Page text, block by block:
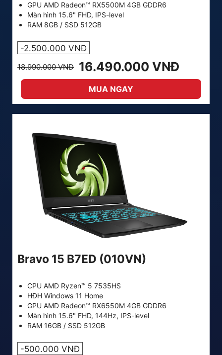
GPU AMD Radeon™ RX5500M 4GB GDDR6
Màn hình 15.6" FHD, IPS-level
RAM 8GB / SSD 512GB
-2.500.000 VNĐ
18.990.000 VNĐ 16.490.000 VNĐ
MUA NGAY
Bravo 15 B7ED (010VN)
CPU AMD Ryzen™ 5 7535HS
HĐH Windows 11 Home
GPU AMD Radeon™ RX6550M 4GB GDDR6
Màn hình 15.6" FHD, 144Hz, IPS-level
RAM 16GB / SSD 512GB
-500.000 VNĐ